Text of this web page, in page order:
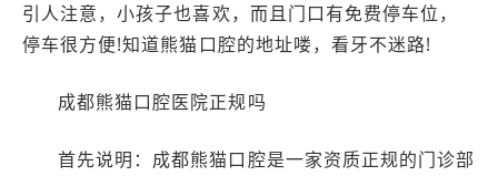
引人注意，小孩子也喜欢，而且门口有免费停车位，
停车很方便!知道熊猫口腔的地址喽，看牙不迷路!
成都熊猫口腔医院正规吗
首先说明：成都熊猫口腔是一家资质正规的门诊部